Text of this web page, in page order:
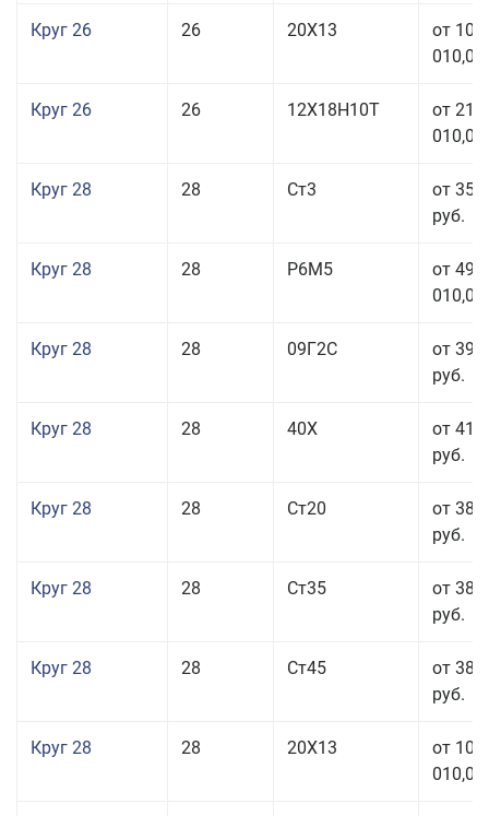
Круг 26 26 20Х13
от 103
010,00
Круг 26 26 12Х18Н10Т
от 210
010,00
Круг 28 28 Ст3
от 35
руб.
Круг 28 28 Р6М5
от 499
010,00
Круг 28 28 09Г2С
от 39
руб.
Круг 28 28 40Х
от 41
руб.
Круг 28 28 Ст20
от 38
руб.
Круг 28 28 Ст35
от 38
руб.
Круг 28 28 Ст45
от 38
руб.
Круг 28 28 20Х13
от 103
010,00